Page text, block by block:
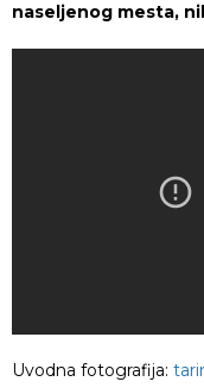
naseljenog mesta,
Uvodna fotografija: